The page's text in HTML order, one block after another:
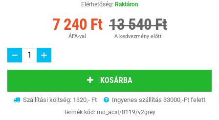
Elérhetőség: Raktáron
7 240 Ft
ÁFA-val
13 540 Ft
A kedvezmény előtt
KOSÁRBA
Szállítási költség: 1320,- Ft Ingyenes szállítás 33000,-Ft felett
Termék kód: mo_acsf/0119/v2grey